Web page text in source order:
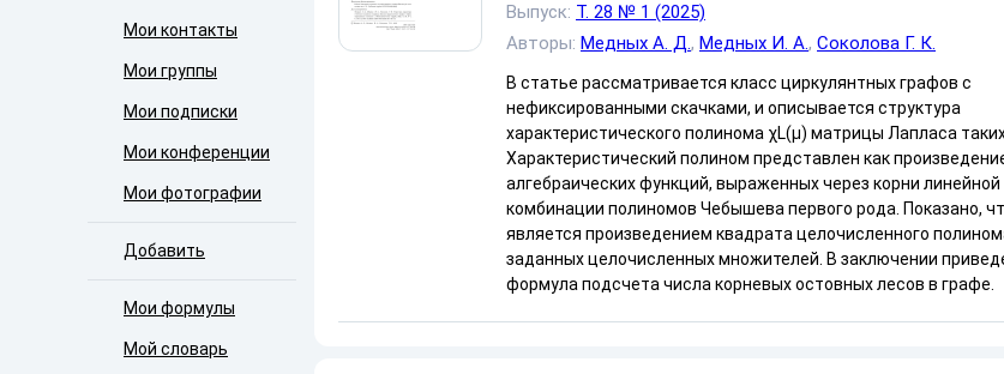
Мои контакты
Мои группы
Мои подписки
Мои конференции
Мои фотографии
Добавить
Мои формулы
Мой словарь
Выпуск: Т. 28 № 1 (2025)
Авторы: Медных А. Д., Медных И. А., Соколова Г. К.
В статье рассматривается класс циркулянтных графов с
нефиксированными скачками, и описывается структура
характеристического полинома χL(μ) матрицы Лапласа
Характеристический полином представлен как
алгебраических функций, выраженных через корни линейной
комбинации полиномов Чебышева первого рода. Показано,
является произведением квадрата целочисленного
заданных целочисленных множителей. В заключении
формула подсчета числа корневых остовных лесов в графе.